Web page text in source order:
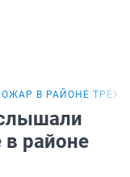
В РАЙОНЕ ТРЁХ
районе